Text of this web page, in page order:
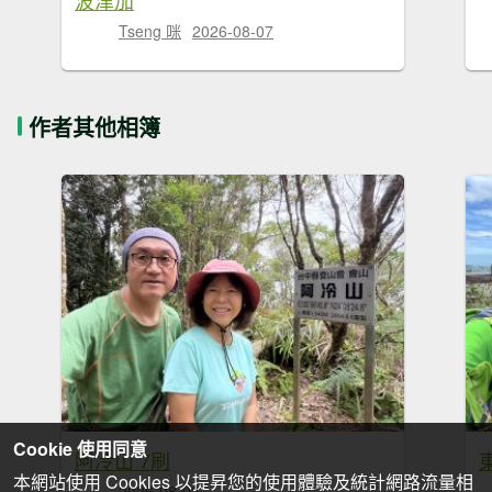
Tseng 咪 2026-08-07
作者其他相簿
阿冷山 7刷
Cookie 使用同意
本網站使用 Cookies 以提昇您的使用體驗及統計網路流量相